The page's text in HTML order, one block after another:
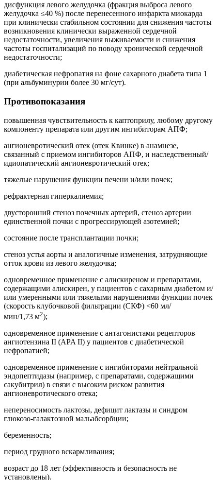
дисфункция левого желудочка (фракция выброса левого
желудочка ≤40 %) после перенесенного инфаркта миокарда
при клинически стабильном состоянии для снижения частоты
возникновения клинически выраженной сердечной
недостаточности, увеличения выживаемости и снижения
частоты госпитализаций по поводу хронической сердечной
недостаточности;
диабетическая нефропатия на фоне сахарного диабета типа 1
(при альбуминурии более 30 мг/сут).
Противопоказания
повышенная чувствительность к каптоприлу, любому другому
компоненту препарата или другим ингибиторам АПФ;
ангионевротический отек (отек Квинке) в анамнезе,
связанный с приемом ингибиторов АПФ, и наследственный/
идиопатический ангионевротический отек;
тяжелые нарушения функции печени и/или почек;
рефрактерная гиперкалиемия;
двусторонний стеноз почечных артерий, стеноз артерии
единственной почки с прогрессирующей азотемией;
состояние после трансплантации почки;
стеноз устья аорты и аналогичные изменения, затрудняющие
отток крови из левого желудочка;
одновременное применение с алискиреном и препаратами,
содержащими алискирен, у пациентов с сахарным диабетом и/
или умеренными или тяжелыми нарушениями функции почек
(скорость клубочковой фильтрации (СКФ) <60 мл/
мин/1,73 м2);
одновременное применение с антагонистами рецепторов
ангиотензина II (APA II) у пациентов с диабетической
нефропатией;
одновременное применение с ингибиторами нейтральной
эндопептидазы (например, с препаратами, содержащими
сакубитрил) в связи с высоким риском развития
ангионевротического отека;
непереносимость лактозы, дефицит лактазы и синдром
глюкозо-галактозной мальабсорбции;
беременность;
период грудного вскармливания;
возраст до 18 лет (эффективность и безопасность не
установлены).